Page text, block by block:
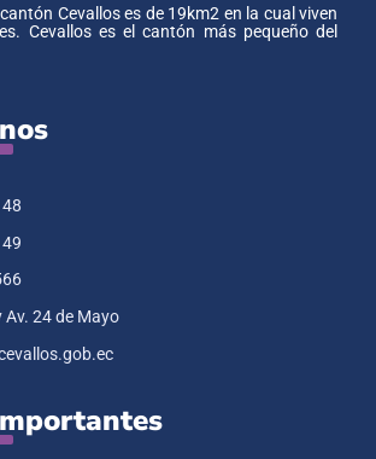
Cevallos es de 19km2 en la cual viven
Cevallos es el cantón más pequeño del
Av. 24 de Mayo